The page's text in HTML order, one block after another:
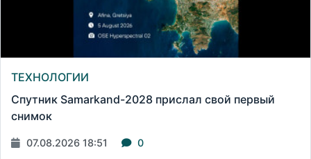
ТЕХНОЛОГИИ
Спутник Samarkand-2028 прислал свой первый
снимок
07.08.2026 18:51 0